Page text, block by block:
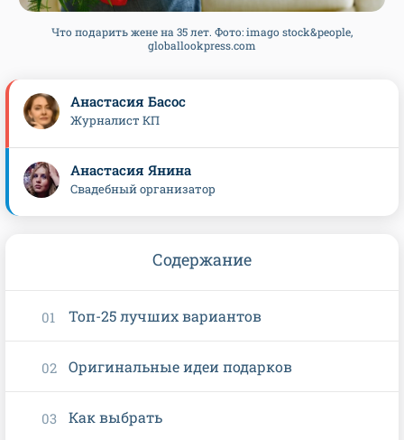
Что подарить жене на 35 лет. Фото: imago stock&people,
globallookpress.com
Анастасия Басос
Журналист КП
Анастасия Янина
Свадебный организатор
Содержание
Топ-25 лучших вариантов
Оригинальные идеи подарков
Как выбрать